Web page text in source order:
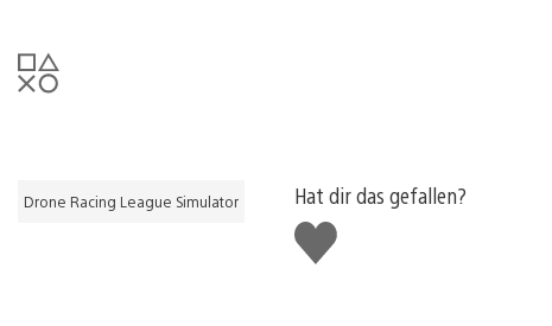
Drone Racing League Simulator
Hat dir das gefallen?
Gefällt
mir